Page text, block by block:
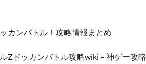
カンバトル！攻略情報まとめ
Zドッカンバトル攻略wiki – 神ゲー攻略